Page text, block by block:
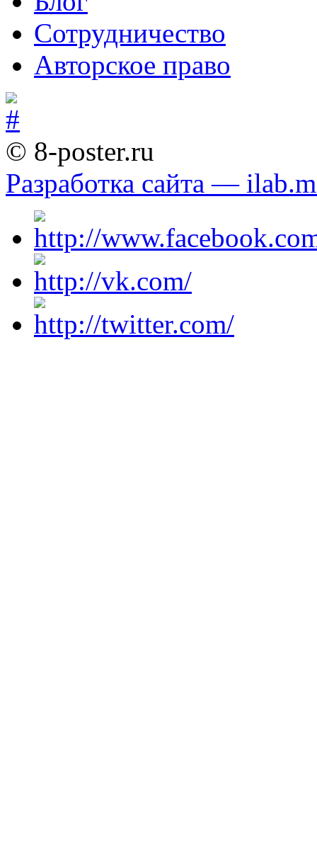
Сотрудничество
Авторское право
© 8-poster.ru
Разработка сайта —